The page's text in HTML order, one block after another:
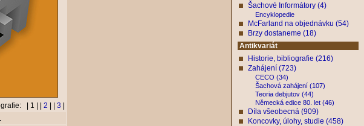
| 1 | | 2 3
Šachové Informátory (4)
Encyklopedie
McFarland na objednávku (54)
Brzy dostaneme (18)
Antikvariát
Historie, bibliografie (216)
Zahájení (723)
CECO (34)
Šachová zahájení (107)
Teoria debjutov (44)
Německá edice 80. let (46)
Díla všeobecná (909)
Koncovky, úlohy, studie (458)